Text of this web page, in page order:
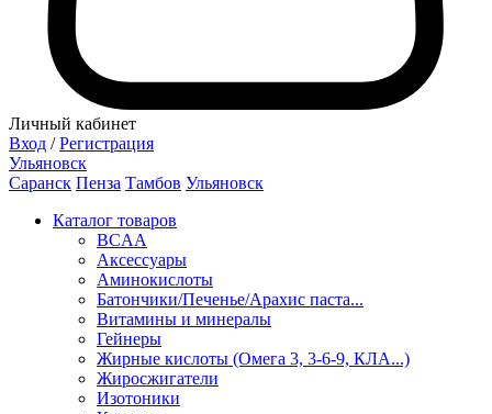
Личный кабинет
Вход / Регистрация
Ульяновск
Саранск Пенза Тамбов Ульяновск
Каталог товаров
BCAA
Аксессуары
Аминокислоты
Батончики/Печенье/Арахис паста...
Витамины и минералы
Гейнеры
Жирные кислоты (Омега 3, 3-6-9, КЛА...)
Жиросжигатели
Изотоники